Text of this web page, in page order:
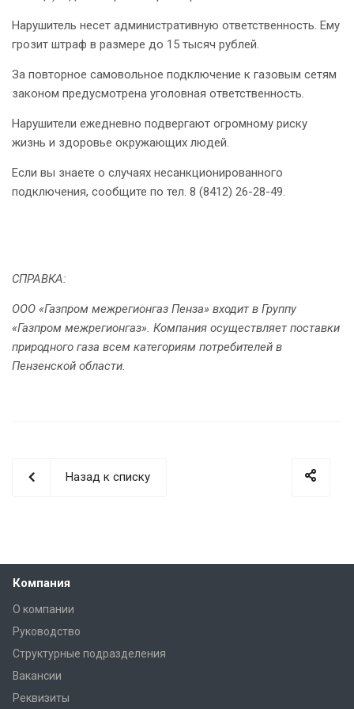
Нарушитель несет административную ответственность. Ему
грозит штраф в размере до 15 тысяч рублей.
За повторное самовольное подключение к газовым сетям
законом предусмотрена уголовная ответственность.
Нарушители ежедневно подвергают огромному риску
жизнь и здоровье окружающих людей.
Если вы знаете о случаях несанкционированного
подключения, сообщите по тел. 8 (8412) 26-28-49.
СПРАВКА:
ООО «Газпром межрегионгаз Пенза» входит в Группу
«Газпром межрегионгаз». Компания осуществляет поставки
природного газа всем категориям потребителей в
Пензенской области.
Назад к списку
Компания
О компании
Руководство
Структурные подразделения
Вакансии
Реквизиты